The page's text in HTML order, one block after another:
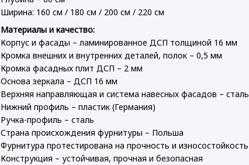
Ширина: 160 см / 180 см / 200 см / 220 см
Материалы и качество:
Корпус и фасады – ламинированное ДСП толщиной 16 мм
Кромка внешних и внутренних деталей, полок – 0,5 мм
Кромка фасадных плит ДСП – 2 мм
Основа зеркала – ДСП 16 мм
Верхняя направляющая и система навесных фасадов – сталь
Нижний профиль – пластик (Германия)
Ручка-профиль – сталь
Страна происхождения фурнитуры – Польша
Фурнитура протестирована на прочность и износостойкость
Конструкция – устойчивая, прочная и безопасная